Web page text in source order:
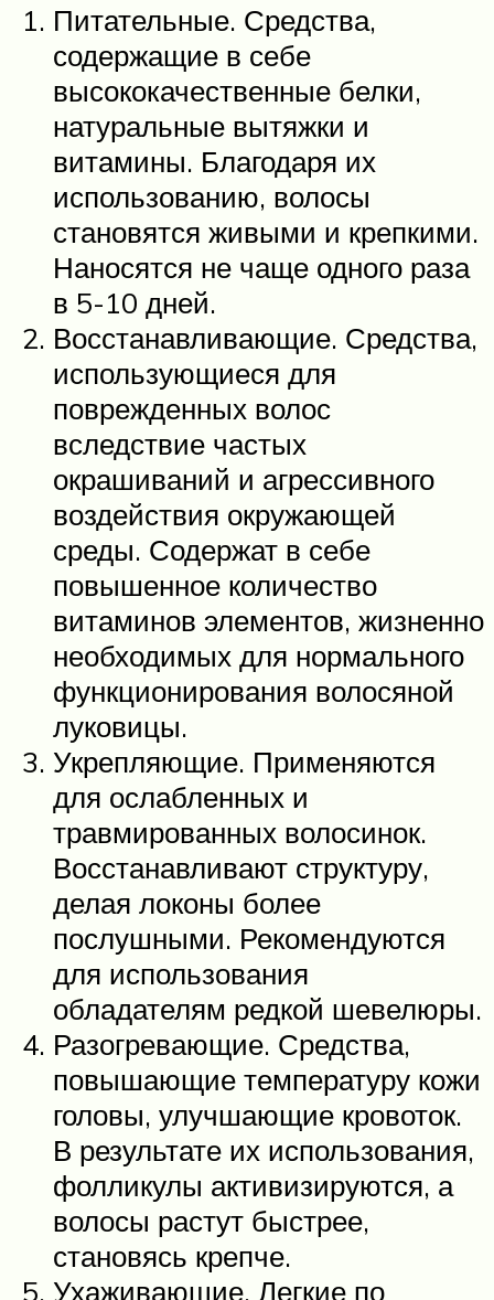
Питательные. Средства,
содержащие в себе
высококачественные белки,
натуральные вытяжки и
витамины. Благодаря их
использованию, волосы
становятся живыми и крепкими.
Наносятся не чаще одного раза
в 5-10 дней.
Восстанавливающие. Средства,
использующиеся для
поврежденных волос
вследствие частых
окрашиваний и агрессивного
воздействия окружающей
среды. Содержат в себе
повышенное количество
витаминов элементов, жизненно
необходимых для нормального
функционирования волосяной
луковицы.
Укрепляющие. Применяются
для ослабленных и
травмированных волосинок.
Восстанавливают структуру,
делая локоны более
послушными. Рекомендуются
для использования
обладателям редкой шевелюры.
Разогревающие. Средства,
повышающие температуру кожи
головы, улучшающие кровоток.
В результате их использования,
фолликулы активизируются, а
волосы растут быстрее,
становясь крепче.
Ухаживающие. Легкие по